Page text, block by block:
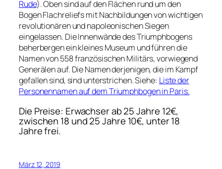
Rude). Oben sind auf den Flächen rund um den
Bogen Flachreliefs mit Nachbildungen von wichtigen
revolutionären und napoleonischen Siegen
eingelassen. Die Innenwände des Triumphbogens
beherbergen ein kleines Museum und führen die
Namen von 558 französischen Militärs, vorwiegend
Generälen auf. Die Namen derjenigen, die im Kampf
gefallen sind, sind unterstrichen. Siehe: Liste der
Personennamen auf dem Triumphbogen in Paris.
Die Preise: Erwachser ab 25 Jahre 12€,
zwischen 18 und 25 Jahre 10€, unter18
Jahre frei.
März 12, 2019